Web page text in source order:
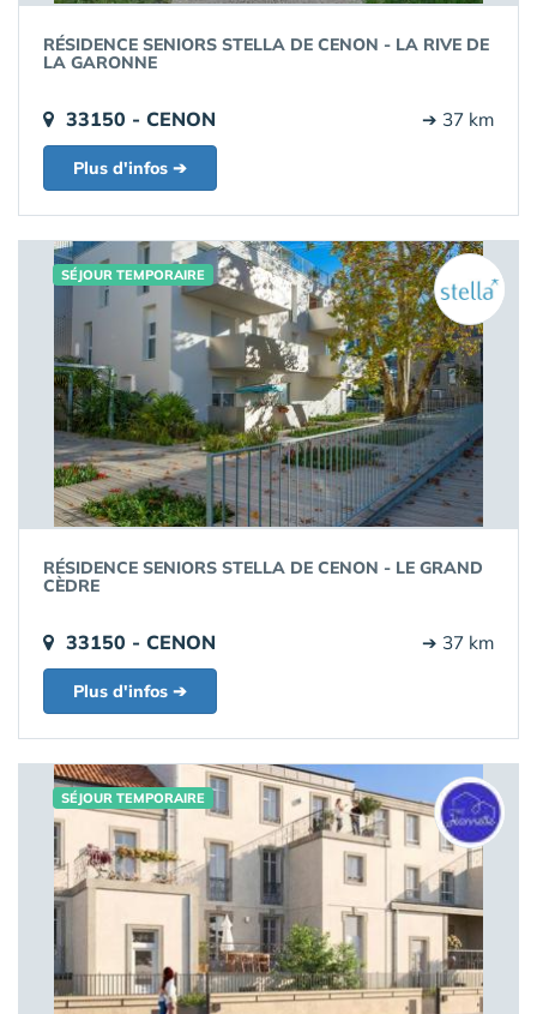
RÉSIDENCE SENIORS STELLA DE CENON - LA RIVE DE
LA GARONNE
33150 - CENON ➔ 37 km
Plus d'infos ➔
SÉJOUR TEMPORAIRE
RÉSIDENCE SENIORS STELLA DE CENON - LE GRAND
CÈDRE
33150 - CENON ➔ 37 km
Plus d'infos ➔
SÉJOUR TEMPORAIRE